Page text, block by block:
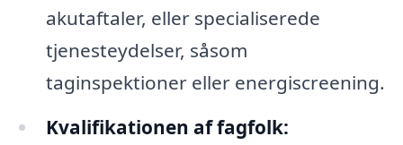
akutaftaler, eller specialiserede
tjenesteydelser, såsom
taginspektioner eller energiscreening.
Kvalifikationen af fagfolk: